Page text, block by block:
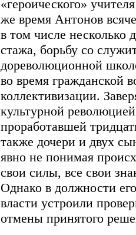
«героического»
же время Антонов
в том числе несколько
стажа, борьбу со
дореволюционной
во время гражданской
коллективизации.
культурной
проработавшей
также дочери и двух
явно не понимая
свои силы, все свои
Однако в должности
власти устроили
отмены принятого